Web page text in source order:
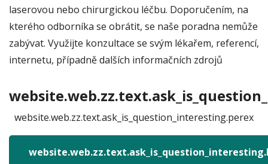
laserovou nebo chirurgickou léčbu. Doporučením, na
kterého odborníka se obrátit, se naše poradna nemůže
zabývat. Využijte konzultace se svým lékařem, referencí,
internetu, případně dalších informačních zdrojů
website.web.zz.text.ask_is_question_interesting.perex